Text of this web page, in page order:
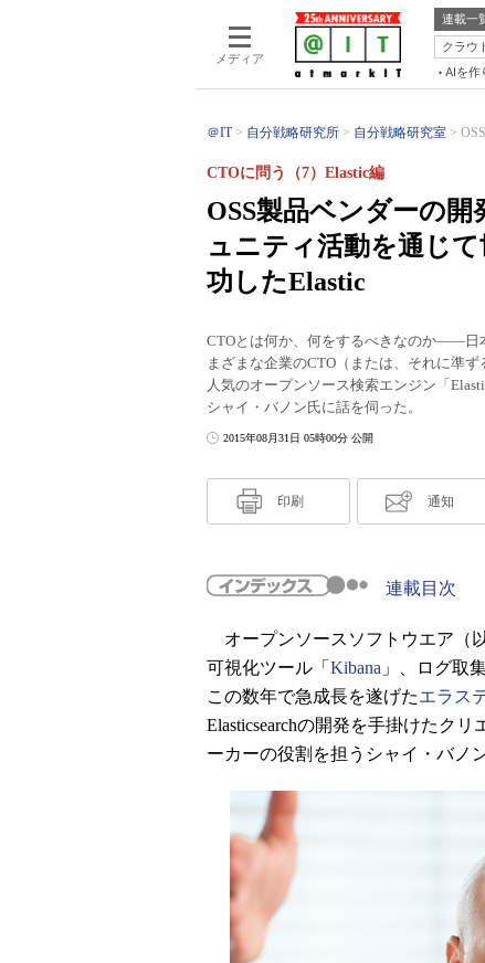
メディア
連載一
クラウ
AIを作
＠IT 自分戦略研究所 自分戦略研究室
OSS製品ベンダーの
ュニティ活動を通じ
功したElastic
CTOに問う（7）Elastic編
CTOとは何か、何をするべきなのか――日
まざまな企業のCTO（または、それに準
人気のオープンソース検索エンジン「
シャイ・バノン氏に話を伺った。
2015年08月31日 05時00分 公開
印刷 通知
連載目次
オープンソースソフトウエア（
可視化ツール「 Kibana 」、ログ取
この数年で急成長を遂げたエラス
Elasticsearchの開発を手掛けたク
ーカーの役割を担うシャイ・バノ